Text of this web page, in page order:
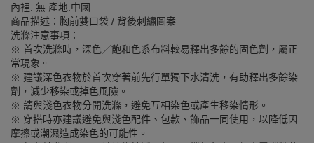
內裡: 無 產地:中國
商品描述：胸前雙口袋 / 背後刺繡圖案
洗滌注意事項：
※ 首次洗滌時，深色／飽和色系布料較易釋出多餘的固色劑，屬正
常現象。
※ 建議深色衣物於首次穿著前先行單獨下水清洗，有助釋出多餘染
劑，減少移染或掉色風險。
※ 請與淺色衣物分開洗滌，避免互相染色或產生移染情形。
※ 穿搭時亦建議避免與淺色配件、包款、飾品一同使用，以降低因
摩擦或潮濕造成染色的可能性。